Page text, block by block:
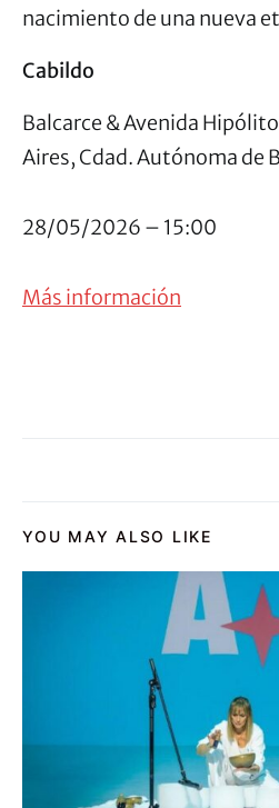
nacimiento de una nueva
Cabildo
Balcarce & Avenida
Aires, Cdad. Autónoma de
28/05/2026 – 15:00
Más información
YOU MAY ALSO LIKE